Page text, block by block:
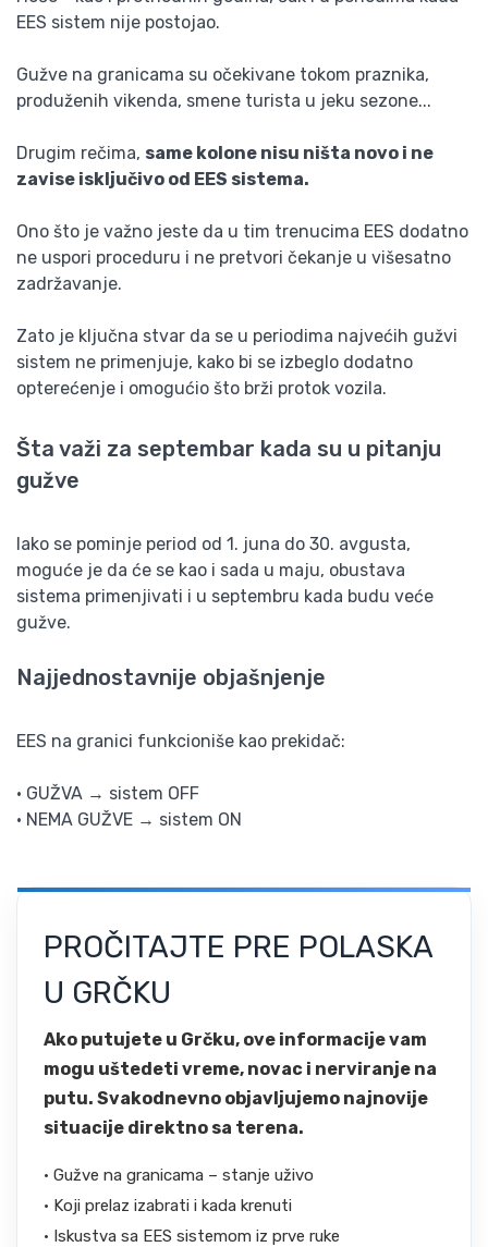
EES sistem nije postojao.
Gužve na granicama su očekivane tokom praznika,
produženih vikenda, smene turista u jeku sezone...
Drugim rečima, same kolone nisu ništa novo i ne
zavise isključivo od EES sistema.
Ono što je važno jeste da u tim trenucima EES dodatno
ne uspori proceduru i ne pretvori čekanje u višesatno
zadržavanje.
Zato je ključna stvar da se u periodima najvećih gužvi
sistem ne primenjuje, kako bi se izbeglo dodatno
opterećenje i omogućio što brži protok vozila.
Šta važi za septembar kada su u pitanju
gužve
Iako se pominje period od 1. juna do 30. avgusta,
moguće je da će se kao i sada u maju, obustava
sistema primenjivati i u septembru kada budu veće
gužve.
Najjednostavnije objašnjenje
EES na granici funkcioniše kao prekidač:
• GUŽVA → sistem OFF
• NEMA GUŽVE → sistem ON
PROČITAJTE PRE POLASKA
U GRČKU
Ako putujete u Grčku, ove informacije vam
mogu uštedeti vreme, novac i nerviranje na
putu. Svakodnevno objavljujemo najnovije
situacije direktno sa terena.
• Gužve na granicama – stanje uživo
• Koji prelaz izabrati i kada krenuti
• Iskustva sa EES sistemom iz prve ruke